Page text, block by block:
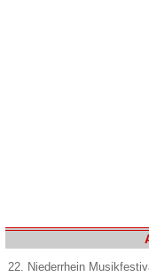
22. Niederrhein